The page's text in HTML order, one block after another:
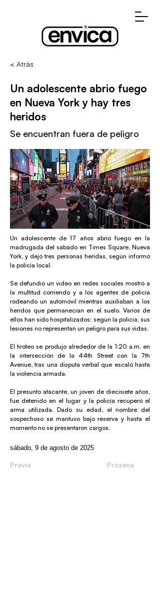
< Atrás
Un adolescente abrio fuego
en Nueva York y hay tres
heridos
Se encuentran fuera de peligro
Un adolescente de 17 años abrió fuego en la
madrugada del sábado en Times Square, Nueva
York, y dejó tres personas heridas, según informó
la policía local.
Se defundió un video en redes sociales mostró a
la multitud corriendo y a los agentes de policía
rodeando un automóvil mientras auxiliaban a los
heridos que permanecían en el suelo. Varios de
ellos han sido hospitalizados; según la policía, sus
lesiones no representan un peligro para sus vidas.
El tiroteo se produjo alrededor de la 1:20 a.m. en
la intersección de la 44th Street con la 7th
Avenue, tras una disputa verbal que escaló hasta
la violencia armada.
El presunto atacante, un joven de diecisiete años,
fue detenido en el lugar y la policía recuperó el
arma utilizada. Dado su edad, el nombre del
sospechoso se mantuvo bajo reserva y hasta el
momento no se presentaron cargos.
sábado, 9 de agosto de 2025
Previa Próxima